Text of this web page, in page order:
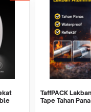
TaffPACK
Tape Tahan